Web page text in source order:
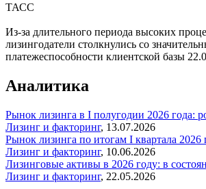
ТАСС
Из-за длительного периода высоких
лизингодатели столкнулись со
платежеспособности клиентской базы
Аналитика
Рынок лизинга в I полугодии 2026 года:
Лизинг и факторинг, 13.07.2026
Рынок лизинга по итогам I квартала 2026
Лизинг и факторинг, 10.06.2026
Лизинговые активы в 2026 году: в
Лизинг и факторинг, 22.05.2026